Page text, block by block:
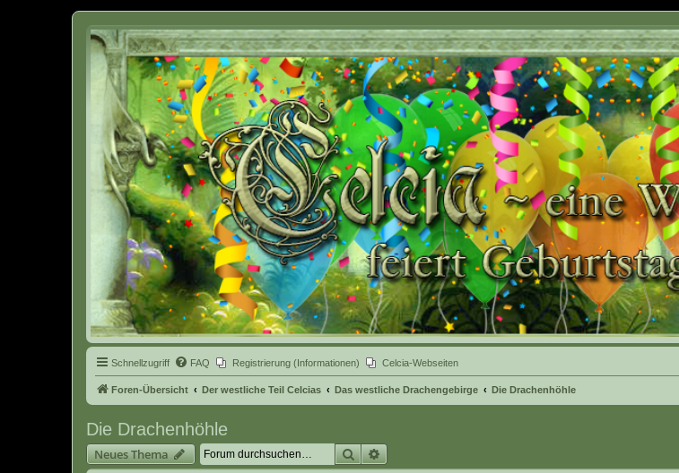
Celcia - eine Welt der Fantasy
Schnellzugriff FAQ Registrierung (Informationen) Celcia-Webseiten
Foren-Übersicht Der westliche Teil Celcias Das westliche Drachengebirge Die Drachenhöhle
Die Drachenhöhle
Neues Thema SucheErweiterte Suche